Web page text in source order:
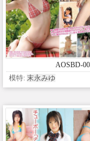
AOSBD-
模特: 末永みゆ